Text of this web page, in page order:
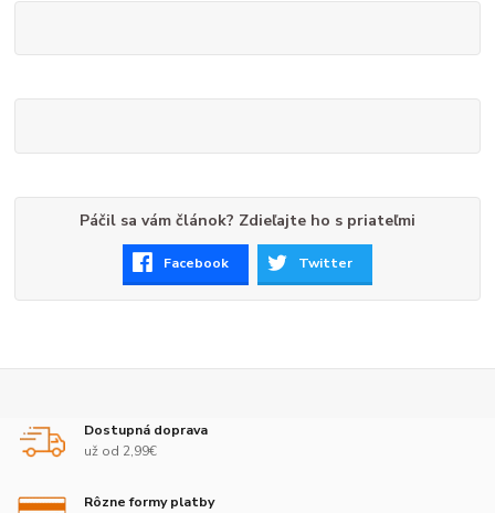
Páčil sa vám článok? Zdieľajte ho s priateľmi
Facebook Twitter
Dostupná doprava
už od 2,99€
Rôzne formy platby